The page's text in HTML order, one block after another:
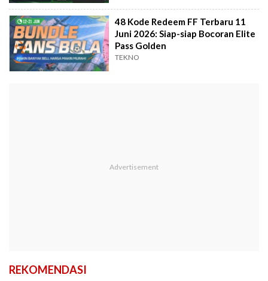
48 Kode Redeem FF Terbaru 11
Juni 2026: Siap-siap Bocoran Elite
Pass Golden
TEKNO
REKOMENDASI